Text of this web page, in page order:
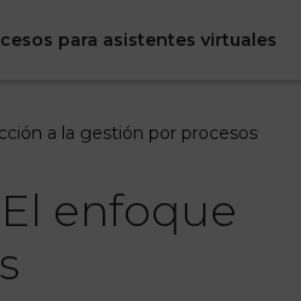
para asistentes virtuales
Introducción a la
a la gestión por procesos
enfoque